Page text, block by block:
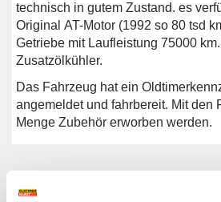
technisch in gutem Zustand. es
Original AT-Motor (1992 so 80 tsd
Getriebe mit Laufleistung 75000
Zusatzölkühler.
Das Fahrzeug hat ein
angemeldet und fahrbereit. Mit den
Menge Zubehör erworben werden.
Weitere Anzeigen dieses